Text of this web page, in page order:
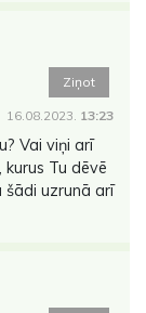
Ziņot
16.08.2023. 13:23
Vai viņi arī
Tu dēvē
šādi uzrunā arī